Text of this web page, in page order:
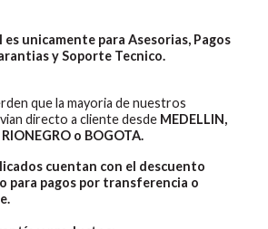
es unicamente para Asesorias, Pagos
y Soporte Tecnico.
que la mayoria de nuestros
directo a cliente desde MEDELLIN,
o BOGOTA.
cuentan con el descuento
para pagos por transferencia o